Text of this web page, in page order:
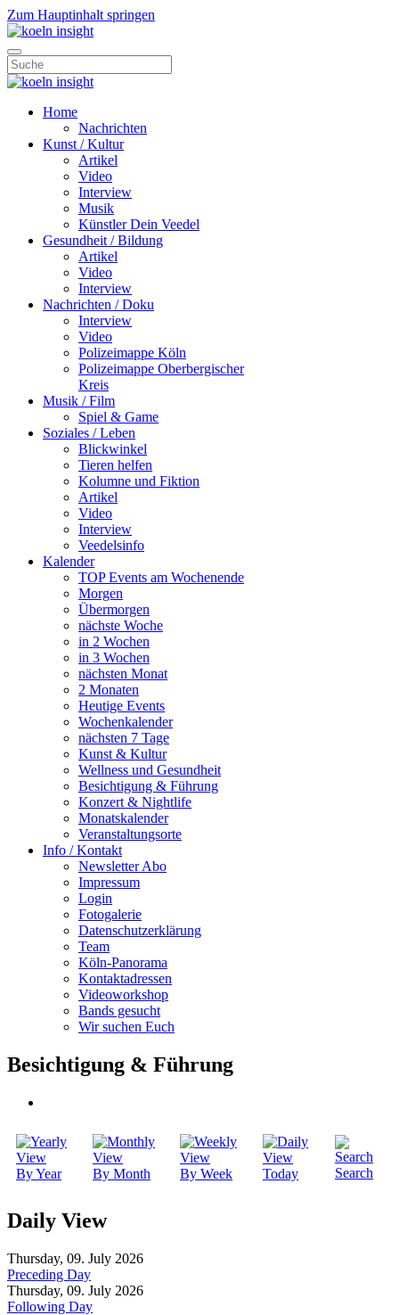
Zum Hauptinhalt springen
Home
Nachrichten
Kunst / Kultur
Artikel
Video
Interview
Musik
Künstler Dein Veedel
Gesundheit / Bildung
Artikel
Video
Interview
Nachrichten / Doku
Interview
Video
Polizeimappe Köln
Polizeimappe Oberbergischer
Kreis
Musik / Film
Spiel & Game
Soziales / Leben
Blickwinkel
Tieren helfen
Kolumne und Fiktion
Artikel
Video
Interview
Veedelsinfo
Kalender
TOP Events am Wochenende
Morgen
Übermorgen
nächste Woche
in 2 Wochen
in 3 Wochen
nächsten Monat
2 Monaten
Heutige Events
Wochenkalender
nächsten 7 Tage
Kunst & Kultur
Wellness und Gesundheit
Besichtigung & Führung
Konzert & Nightlife
Monatskalender
Veranstaltungsorte
Info / Kontakt
Newsletter Abo
Impressum
Login
Fotogalerie
Datenschutzerklärung
Team
Köln-Panorama
Kontaktadressen
Videoworkshop
Bands gesucht
Wir suchen Euch
Besichtigung & Führung
By Year By Month By Week Today Search
Daily View
Thursday, 09. July 2026
Preceding Day
Thursday, 09. July 2026
Following Day